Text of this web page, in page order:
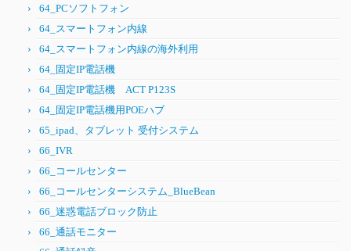
64_PCソフトフォン
64_スマートフォン内線
64_スマートフォン内線の海外利用
64_固定IP電話機
64_固定IP電話機 ACT P123S
64_固定IP電話機用POEハブ
65_ipad、タブレット 受付システム
66_IVR
66_コールセンター
66_コールセンターシステム_BlueBean
66_迷惑電話ブロック防止
66_通話モニター